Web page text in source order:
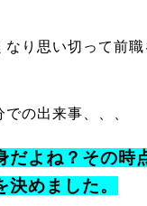
り思い切って前
の出来事、、、
よね？その時
めました。